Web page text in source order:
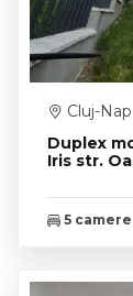
Duplex
Iris str.
Cluj-
5 camere